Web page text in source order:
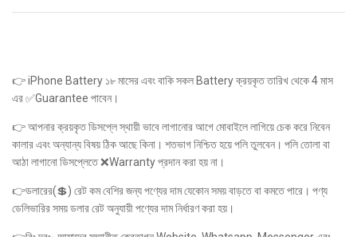
👉 iPhone Battery ১৮ মাসের এবং বাকি সকল Battery ক্রয়কৃত তারিখ থেকে 4 মাস
এর ✅Guarantee পাবেন।
👉 আপনার ক্রয়কৃত ডিসপ্লে স্থায়ী ভাবে লাগানোর আগে মোবাইলে লাগিয়ে চেক করে নিবেন
কালার এবং অন্যান্য বিষয় ঠিক আছে কিনা। শতভাগ নিশ্চিত হয়ে পলি তুলবেন। পলি তোলা বা
আঠা লাগানো ডিসপ্লেতে ❌Warranty প্রদান করা হয় না।
👉ডলারের(💲) রেট কম বেশির জন্য পণ্যের দাম যেকোন সময় বাড়তে বা কমতে পারে। পণ্য
ডেলিভারির সময় ডলার রেট অনুযায়ী পণ্যের দাম নির্ধারণ করা হয়।